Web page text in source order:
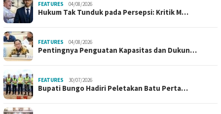
FEATURES 04/08/2026
Hukum Tak Tunduk pada Persepsi: Kritik M…
FEATURES 04/08/2026
Pentingnya Penguatan Kapasitas dan Dukun…
FEATURES 30/07/2026
Bupati Bungo Hadiri Peletakan Batu Perta…